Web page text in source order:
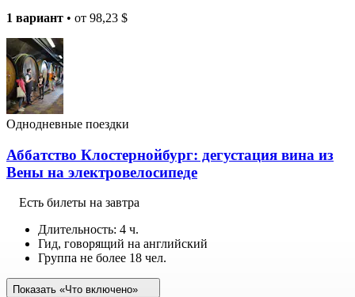
1 вариант • от 98,23 $
Однодневные поездки
Аббатство Клостернойбург: дегустация вина из
Вены на электровелосипеде
Есть билеты на завтра
Длительность: 4 ч.
Гид, говорящий на английский
Группа не более 18 чел.
Показать «Что включено»